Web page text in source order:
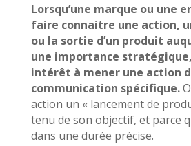
Lorsqu’une marque ou une
faire connaitre une action,
ou la sortie d’un produit
une importance
intérêt à mener une action
communication spécifique.
action un « lancement de
tenu de son objectif, et parce
dans une durée précise.